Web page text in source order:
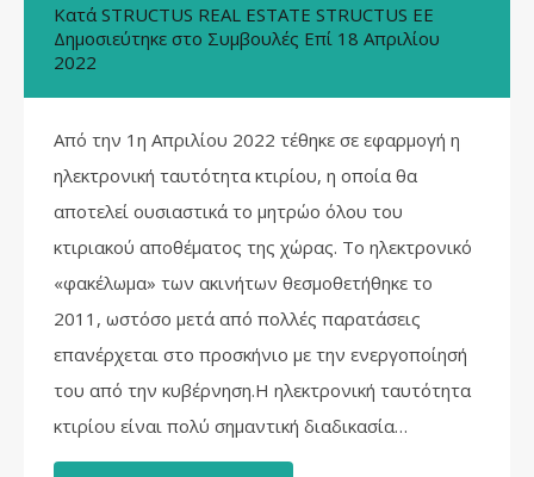
Κατά STRUCTUS REAL ESTATE STRUCTUS EE
Δημοσιεύτηκε στο Συμβουλές Επί 18 Απριλίου
2022
Από την 1η Απριλίου 2022 τέθηκε σε εφαρμογή η
ηλεκτρονική ταυτότητα κτιρίου, η οποία θα
αποτελεί ουσιαστικά το μητρώο όλου του
κτιριακού αποθέματος της χώρας. Το ηλεκτρονικό
«φακέλωμα» των ακινήτων θεσμοθετήθηκε το
2011, ωστόσο μετά από πολλές παρατάσεις
επανέρχεται στο προσκήνιο με την ενεργοποίησή
του από την κυβέρνηση.Η ηλεκτρονική ταυτότητα
κτιρίου είναι πολύ σημαντική διαδικασία…